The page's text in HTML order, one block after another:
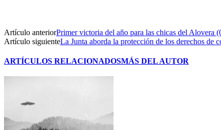
Artículo anteriorPrimer victoria del año para las chicas del Alovera
Artículo siguienteLa Junta aborda la protección de los derechos de
ARTÍCULOS RELACIONADOSMÁS DEL AUTOR